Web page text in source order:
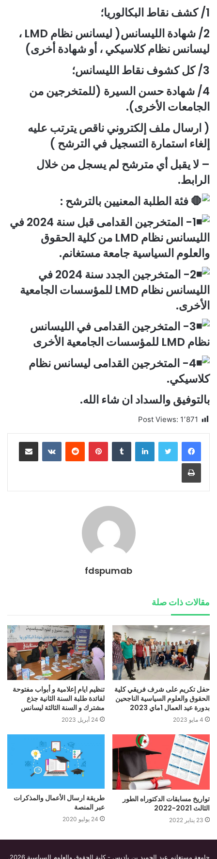
1/ كشف نقاط البكالوريا؛
2/ شهادة الليسانس( ليسانس نظام LMD ،
ليسانس نظام كلاسيكي ، أو شهادة أخرى)
3/ كل كشوف نقاط الليسانس؛
4/ شهادة حسن السيرة (للمتخرجين من
الجامعات الأخرى).
( ارسال ملف إلكتروني ناقص يترتب عليه
إلغاء استمارة التسجيل في الترشح )
– لا يقبل أي مترشح لم يسجل من خلال
الرابط.
فئة الطلبة المعنيين بالترشح :
1- المتخرجين القدامى قبل سنة 2024 في
الليسانس نظام LMD من كلية الحقوق
والعلوم السياسية جامعة مستغانم.
2- المتخرجين الجدد سنة 2024 في
الليسانس نظام LMD للمؤسسات الجامعية
الأخرى.
3- المتخرجين القدامى في الليسانس
نظام LMD للمؤسسات الجامعية الأخرى
4- المتخرجين القدامى ليسانس نظام
كلاسيكي.
بالتوفيق والسداد ان شاء الله.
Post Views: 1٬871
لينكدإن بينتيريست مشاركة عبر البريد
طباعة
fdspumab
مقالات ذات صلة
حفل تكريم على شرف فريقي كلية
الحقوق والعلوم السياسية الناجحين
بدورة عيد العمال 1ماي 2023
4 مايو 2023
تنظيم ايام إعلامية و أبواب مفتوحة
لفائدة طلبة السنة الثانية جذع
مشترك و السنة الثالثة ليسانس
24 أبريل 2023
تواريخ مسابقات الدكتوراه الطور
الثالث 2021-2022
23 يناير 2022
طريقة ارسال الأعمال والمذكرات
عبر المنصة
24 يوليو 2020
جامعة مستغانم عبد الحميد بن باديس - كلية الحقوق والعلوم السياسية 2026,